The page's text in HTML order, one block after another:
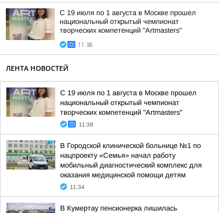
С 19 июля по 1 августа в Москве прошел
национальный открытый чемпионат
творческих компетенций "Artmasters"
11:38
ЛЕНТА НОВОСТЕЙ
С 19 июля по 1 августа в Москве прошел
национальный открытый чемпионат
творческих компетенций "Artmasters"
11:38
В Городской клинической больнице №1 по
нацпроекту «Семья» начал работу
мобильный диагностический комплекс для
оказания медицинской помощи детям
11:34
В Кумертау пенсионерка лишилась